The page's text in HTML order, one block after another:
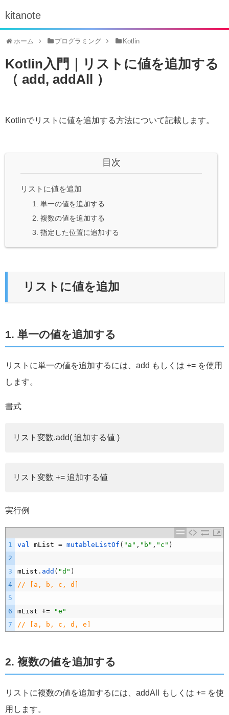
kitanote
ホーム プログラミング Kotlin
Kotlin入門｜リストに値を追加する
（ add, addAll ）
Kotlinでリストに値を追加する方法について記載します。
目次
リストに値を追加
1. 単一の値を追加する
2. 複数の値を追加する
3. 指定した位置に追加する
リストに値を追加
1. 単一の値を追加する
リストに単一の値を追加するには、add もしくは += を使用
します。
書式
リスト変数.add( 追加する値 )
リスト変数 += 追加する値
実行例
1
2
3
4
5
6
7
val mList = mutableListOf ( "a" , "b" , "c" )
mList . add ( "d" )
// [a, b, c, d]
mList +=
"e"
// [a, b, c, d, e]
2. 複数の値を追加する
リストに複数の値を追加するには、addAll もしくは += を使
用します。